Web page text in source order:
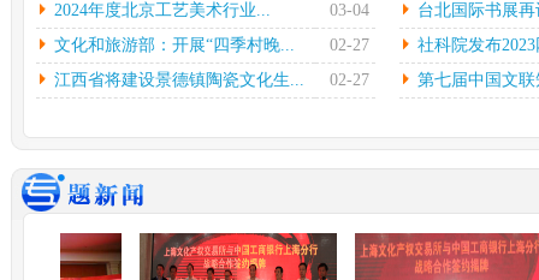
哈尔滨城市形象主题展...
光明日报北京2月27日电
（记者鲁元珍、张斐晔）2
7... [详情]
长
中
莹
[
由北京反掌娱乐文化有限
中
2024年度北京工艺... 台
2024年度北京工艺美术行业...
03-04
台北国际书展
文化和旅游部：开展“四季村晚...
02-27
社科院发布
江西省将建设景德镇陶瓷文化生...
02-27 第七届中国文